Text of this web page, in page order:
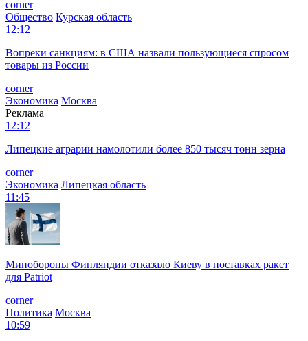
corner
Общество Курская область
12:12
Вопреки санкциям: в США назвали пользующиеся спросом
товары из России
corner
Экономика Москва
Реклама
12:12
Липецкие аграрии намолотили более 850 тысяч тонн зерна
corner
Экономика Липецкая область
11:45
Минобороны Финляндии отказало Киеву в поставках ракет
для Patriot
corner
Политика Москва
10:59